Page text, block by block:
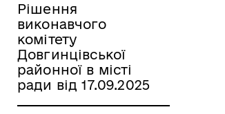
Рішення
виконавчого
комітету
Довгинцівської
районної в місті
ради від 17.09.2025